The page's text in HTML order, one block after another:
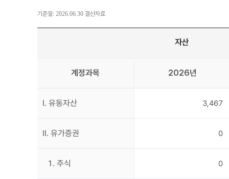
기준일: 2026.06.30 결산자료
자산
계정과목 2026년
I. 유동자산 3,467
II. 유가증권 0
1. 주식 0